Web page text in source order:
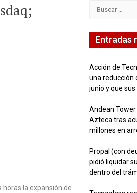
horas la expansión de
Entradas
Acción de
una reducción
junio y que
Andean
Azteca tras
millones en
Propal (con
pidió liquidar
dentro del